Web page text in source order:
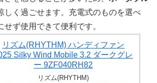
しく過ごせます。充電式のものを選べ
せず使用できて便利です。
リズム(RHYTHM) ハンディファン
Silky Wind Mobile 3.2 ダークグレ
ー 9ZF040RH82
リズム(RHYTHM)